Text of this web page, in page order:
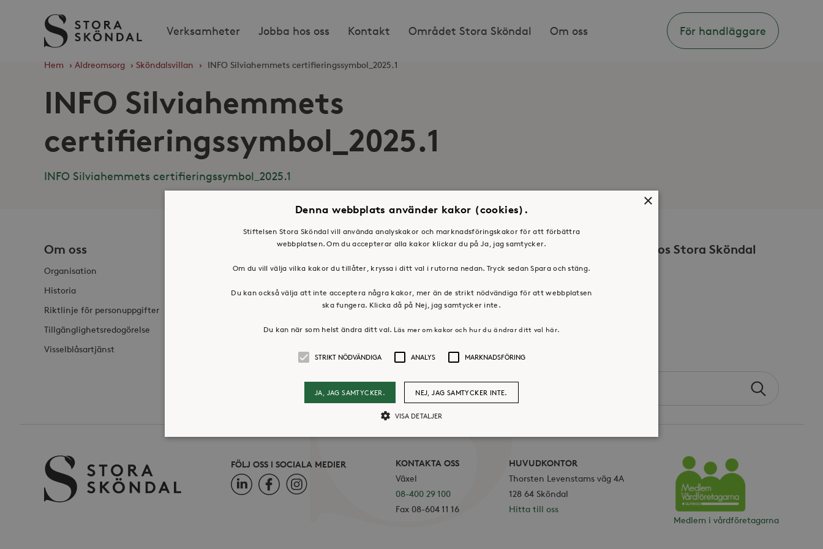
Stora
Sköndal
Verksamheter Jobba hos oss Kontakt Området Stora Sköndal Om oss För handläggare
Hem › Äldreomsorg › Sköndalsvillan › INFO Silviahemmets certifieringssymbol_2025.1
INFO Silviahemmets
certifieringssymbol_2025.1
INFO Silviahemmets certifieringssymbol_2025.1
Om oss
Organisation
Historia
Riktlinje för personuppgifter
Tillgänglighetsredogörelse
Visselblåsartjänst
Jobba hos oss Press & mediakontakt Volontär hos Stora Sköndal
Sök
FÖLJ OSS I SOCIALA MEDIER
LinkedInFacebookInstagram
KONTAKTA OSS
Växel
08-400 29 100
Fax 08-604 11 16
HUVUDKONTOR
Thorsten Levenstams väg 4A
128 64 Sköndal
Hitta till oss
Vårdföretagarna
Medlem i vårdföretagarna
×
Denna webbplats använder kakor (cookies).
Stiftelsen Stora Sköndal vill använda analyskakor och marknadsföringskakor för att förbättra
webbplatsen. Om du accepterar alla kakor klickar du på Ja, jag samtycker.
Om du vill välja vilka kakor du tillåter, kryssa i ditt val i rutorna nedan. Tryck sedan Spara och stäng.
Du kan också välja att inte acceptera några kakor, mer än de strikt nödvändiga för att webbplatsen
ska fungera. Klicka då på Nej, jag samtycker inte.
Du kan när som helst ändra ditt val. Läs mer om kakor och hur du ändrar ditt val här.
STRIKT NÖDVÄNDIGA ANALYS MARKNADSFÖRING
JA, JAG SAMTYCKER. NEJ, JAG SAMTYCKER INTE.
VISA DETALJER
Strikt nödvändiga Analys Marknadsföring
Strikt nödvändiga kakor tillåter kärnwebbplatsfunktioner som användarinloggning och kontohantering. Webbplatsen kan inte användas
ordentligt utan strikt nödvändiga cookies.